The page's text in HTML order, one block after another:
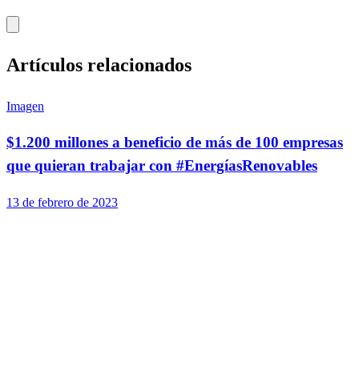
Artículos relacionados
Imagen
$1.200 millones a beneficio de más de 100 empresas
que quieran trabajar con #EnergíasRenovables
13 de febrero de 2023